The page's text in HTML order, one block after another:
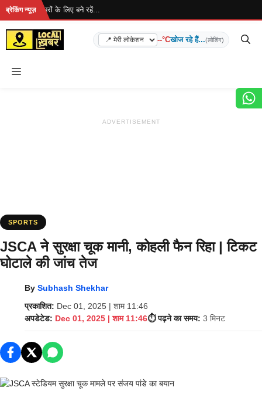
Skip
content
ब्रेकिंग न्यूज़
है... ताज़ा खबरों के लिए बने रहें...
--°Cखोज रहे हैं...(लोडिंग)
Menu
ADVERTISEMENT
SPORTS
JSCA ने सुरक्षा चूक मानी, कोहली फैन रिहा | टिकट
घोटाले की जांच तेज
By Subhash Shekhar
प्रकाशित: Dec 01, 2025 | शाम 11:46
अपडेटेड: Dec 01, 2025 | शाम 11:46⏱️ पढ़ने का समय: 3 मिनट